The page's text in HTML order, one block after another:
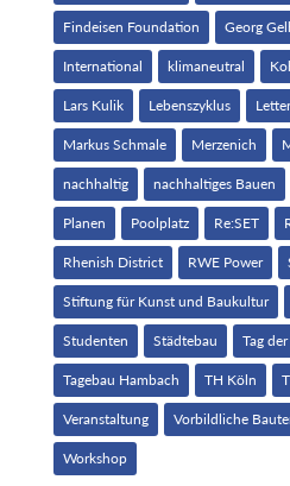
Findeisen Foundation Georg
International klimaneutral
Lars Kulik Lebenszyklus
Markus Schmale Merzenich
nachhaltig nachhaltiges Bauen
Planen Poolplatz Re:SET
Rhenish District RWE Power
Stiftung für Kunst und Baukultur
Studenten Städtebau Tag
Tagebau Hambach TH Köln
Veranstaltung Vorbildliche
Workshop